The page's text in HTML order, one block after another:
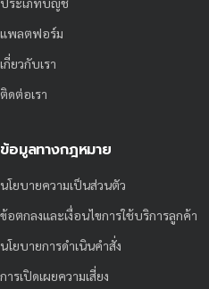
แพลตฟอร์ม
เกี่ยวกับเรา
ติดต่อเรา
ข้อมูลทางกฎหมาย
นโยบายความเป็นส่วนตัว
ข้อตกลงและเงื่อนไขการใช้บริการลูกค้า
นโยบายการดำเนินคำสั่ง
การเปิดเผยความเสี่ยง